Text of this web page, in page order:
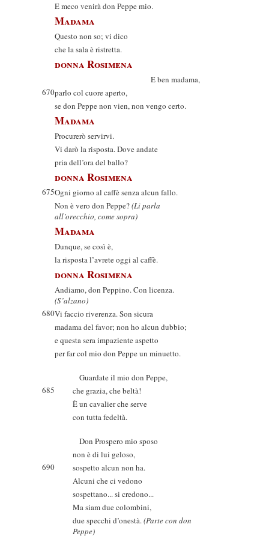
E meco venirà don Peppe mio.
Madama
Questo non so; vi dico
che la sala è ristretta.
donna Rosimena
E ben madama,
670parlo col cuore aperto,
se don Peppe non vien, non vengo certo.
Madama
Procurerò servirvi.
Vi darò la risposta. Dove andate
pria dell’ora del ballo?
donna Rosimena
675Ogni giorno al caffè senza alcun fallo.
Non è vero don Peppe?(Li parla
all’orecchio, come sopra)
Madama
Dunque, se così è,
la risposta l’avrete oggi al caffè.
donna Rosimena
Andiamo, don Peppino. Con licenza.
(S’alzano)
680Vi faccio riverenza. Son sicura
madama del favor; non ho alcun dubbio;
e questa sera impaziente aspetto
per far col mio don Peppe un minuetto.
Guardate il mio don Peppe,
685
che grazia, che beltà!
È un cavalier che serve
con tutta fedeltà.
Don Prospero mio sposo
non è di lui geloso,
690
sospetto alcun non ha.
Alcuni che ci vedono
sospettano... si credono...
Ma siam due colombini,
due specchi d’onestà.(Parte con don
Peppe)